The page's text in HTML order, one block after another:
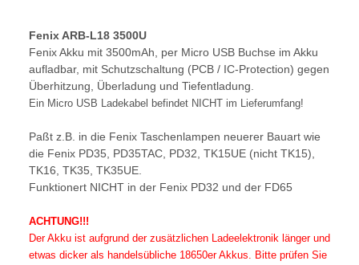
Fenix ARB-L18 3500U
Fenix Akku mit 3500mAh, per Micro USB Buchse im Akku
aufladbar, mit Schutzschaltung (PCB / IC-Protection) gegen
Überhitzung, Überladung und Tiefentladung.
Ein Micro USB Ladekabel befindet NICHT im Lieferumfang!
Paßt z.B. in die Fenix Taschenlampen neuerer Bauart wie
die Fenix PD35, PD35TAC, PD32, TK15UE (nicht TK15),
TK16, TK35, TK35UE.
Funktionert NICHT in der Fenix PD32 und der FD65
ACHTUNG!!!
Der Akku ist aufgrund der zusätzlichen Ladeelektronik länger und
etwas dicker als handelsübliche 18650er Akkus. Bitte prüfen Sie